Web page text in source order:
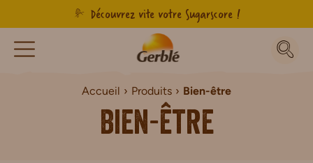
Découvrez vite votre Sugarscore !
Accueil Produits Bien-être
Bien-être